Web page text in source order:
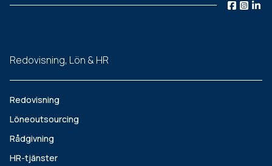
Redovisning, Lön & HR
Redovisning
Löneoutsourcing
Rådgivning
HR-tjänster